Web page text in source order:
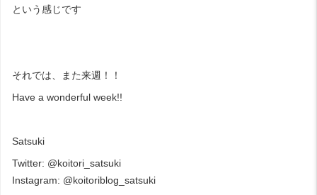
という感じです
それでは、また来週！！
Have a wonderful week!!
Satsuki
Twitter: @koitori_satsuki
Instagram: @koitoriblog_satsuki